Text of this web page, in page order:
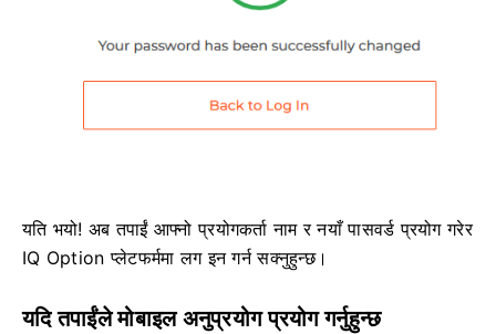
यति भयो! अब तपाईं आफ्नो प्रयोगकर्ता नाम र नयाँ पासवर्ड प्रयोग गरेर
IQ Option प्लेटफर्ममा लग इन गर्न सक्नुहुन्छ।
यदि तपाईंले मोबाइल अनुप्रयोग प्रयोग गर्नुहुन्छ